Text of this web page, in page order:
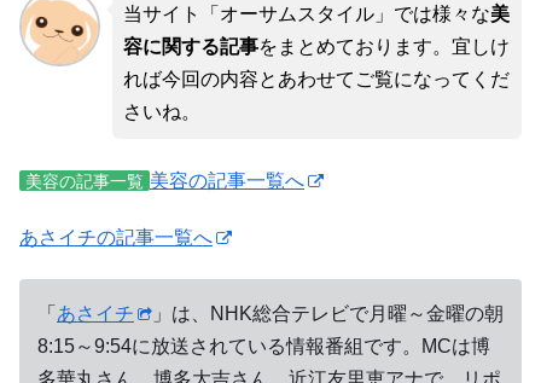
当サイト「オーサムスタイル」では様々な美
容に関する記事をまとめております。宜しけ
れば今回の内容とあわせてご覧になってくだ
さいね。
美容の記事一覧 美容の記事一覧へ
あさイチの記事一覧へ
「 あさイチ
」は、NHK総合テレビで月曜～金曜の朝
8:15～9:54に放送されている情報番組です。MCは博